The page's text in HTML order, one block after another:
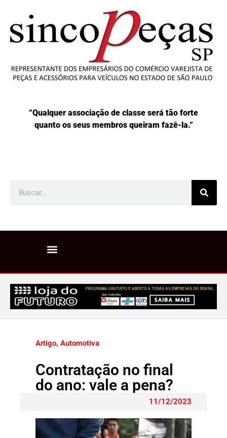
“Qualquer associação de classe será tão forte
quanto os seus membros queiram fazê-la.”
Artigo, Automotiva
Contratação no final
do ano: vale a pena?
11/12/2023